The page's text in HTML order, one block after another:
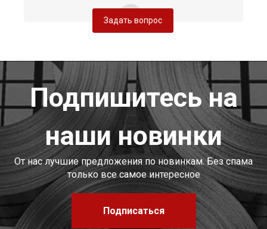
Задать вопрос
Подпишитесь на
наши новинки
От нас лучшие предложения по новинкам. Без спама
только все самое интересное
Подписаться